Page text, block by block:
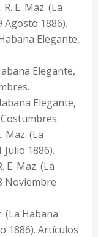
E. Maz. (La
Agosto 1886).
Habana Elegante,
Elegante,
Elegante,
Maz. (La
1886).
E. Maz. (La
Noviembre
(La Habana
1886). Artículos